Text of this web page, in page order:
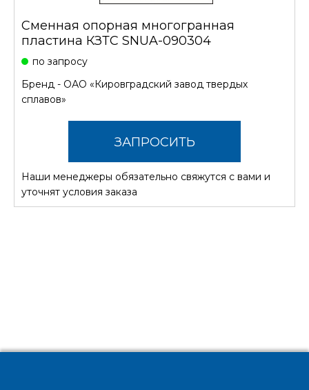
Сменная опорная многогранная
пластина КЗТС SNUA-090304
по запросу
Бренд - ОАО «Кировградский завод твердых
сплавов»
ЗАПРОСИТЬ
СТОИМОСТЬ
Наши менеджеры обязательно свяжутся с вами и
уточнят условия заказа